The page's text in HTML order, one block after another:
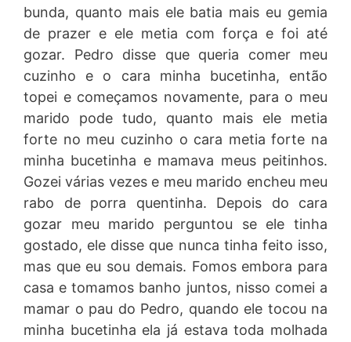
bunda, quanto mais ele batia mais eu gemia
de prazer e ele metia com força e foi até
gozar. Pedro disse que queria comer meu
cuzinho e o cara minha bucetinha, então
topei e começamos novamente, para o meu
marido pode tudo, quanto mais ele metia
forte no meu cuzinho o cara metia forte na
minha bucetinha e mamava meus peitinhos.
Gozei várias vezes e meu marido encheu meu
rabo de porra quentinha. Depois do cara
gozar meu marido perguntou se ele tinha
gostado, ele disse que nunca tinha feito isso,
mas que eu sou demais. Fomos embora para
casa e tomamos banho juntos, nisso comei a
mamar o pau do Pedro, quando ele tocou na
minha bucetinha ela já estava toda molhada